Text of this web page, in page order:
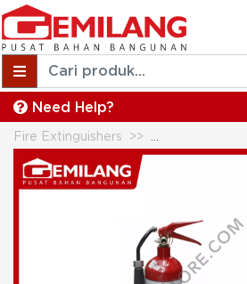
Need Help?
Fire Extinguishers